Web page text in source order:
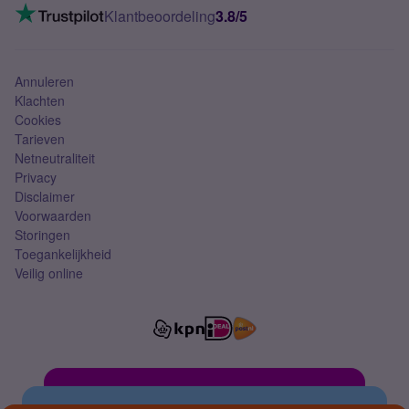
Mobiel abonnement
VoLTE 4G bellenKlantbeoordeling3.8/5
Annuleren
Klachten
Cookies
Tarieven
Netneutraliteit
Privacy
Disclaimer
Voorwaarden
Storingen
Toegankelijkheid
Veilig online